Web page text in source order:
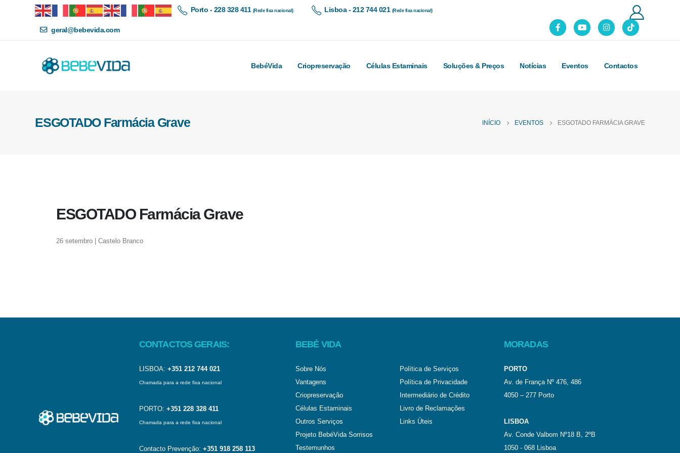
Porto - 228 328 411 (Rede fixa nacional) Lisboa - 212 744 021 (Rede fixa nacional)
geral@bebevida.com
BebéVida Criopreservação Células Estaminais Soluções & Preços Notícias Eventos Contactos
ESGOTADO Farmácia Grave INÍCIO EVENTOS ESGOTADO FARMÁCIA GRAVE
ESGOTADO Farmácia Grave
26 setembro | Castelo Branco
CONTACTOS GERAIS:
LISBOA: +351 212 744 021
Chamada para a rede fixa nacional
PORTO: +351 228 328 411
Chamada para a rede fixa nacional
Contacto Prevenção: +351 918 258 113
BEBÉ VIDA
Sobre Nós
Vantagens
Criopreservação
Células Estaminais
Outros Serviços
Projeto BebéVida Sorrisos
Testemunhos
Política de Serviços
Política de Privacidade
Intermediário de Crédito
Livro de Reclamações
Links Úteis
MORADAS
PORTO
Av. de França Nº 476, 486
4050 – 277 Porto
LISBOA
Av. Conde Valbom Nº18 B, 2ºB
1050 - 068 Lisboa